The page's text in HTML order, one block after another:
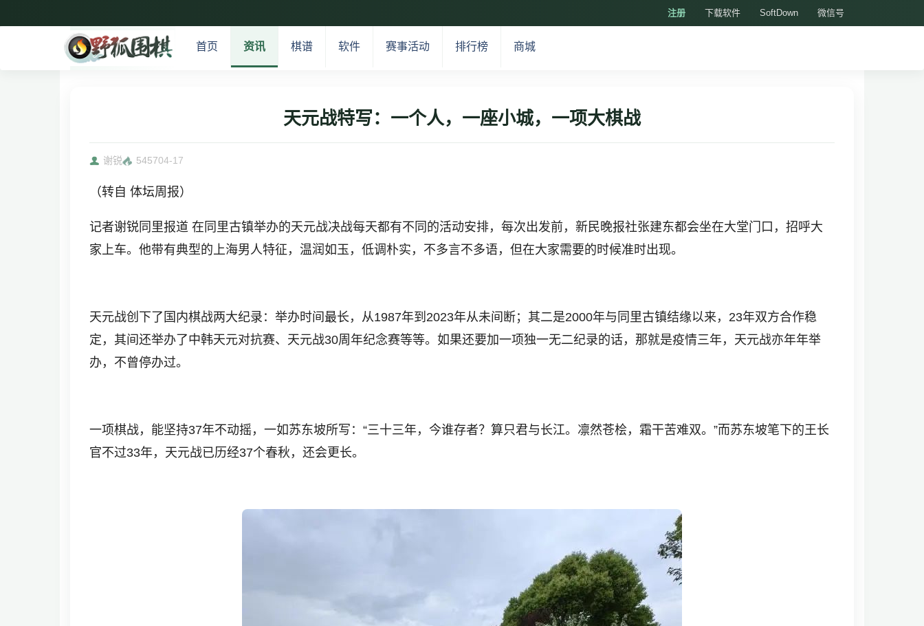
注册 下载软件 SoftDown 微信号
首页 资讯 棋谱 软件 赛事活动 排行榜 商城
天元战特写：一个人，一座小城，一项大棋战
谢锐 545704-17
（转自 体坛周报）
记者谢锐同里报道 在同里古镇举办的天元战决战每天都有不同的活动安排，每次出发前，新民晚报社张建东都会坐在大堂门口，招呼大
家上车。他带有典型的上海男人特征，温润如玉，低调朴实，不多言不多语，但在大家需要的时候准时出现。
天元战创下了国内棋战两大纪录：举办时间最长，从1987年到2023年从未间断；其二是2000年与同里古镇结缘以来，23年双方合作稳
定，其间还举办了中韩天元对抗赛、天元战30周年纪念赛等等。如果还要加一项独一无二纪录的话，那就是疫情三年，天元战亦年年举
办，不曾停办过。
一项棋战，能坚持37年不动摇，一如苏东坡所写：“三十三年，今谁存者？算只君与长江。凛然苍桧，霜干苦难双。”而苏东坡笔下的王长
官不过33年，天元战已历经37个春秋，还会更长。